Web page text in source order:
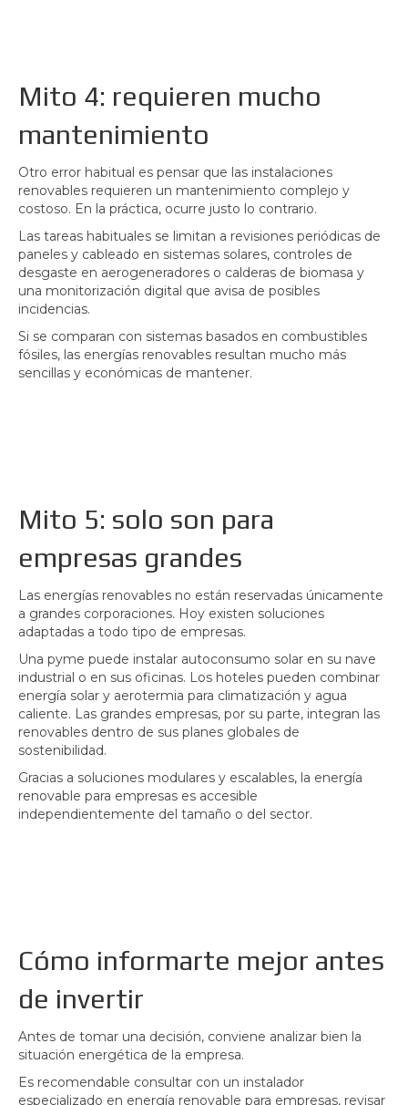
Mito 4: requieren mucho
mantenimiento
Otro error habitual es pensar que las instalaciones
renovables requieren un mantenimiento complejo y
costoso. En la práctica, ocurre justo lo contrario.
Las tareas habituales se limitan a revisiones periódicas de
paneles y cableado en sistemas solares, controles de
desgaste en aerogeneradores o calderas de biomasa y
una monitorización digital que avisa de posibles
incidencias.
Si se comparan con sistemas basados en combustibles
fósiles, las energías renovables resultan mucho más
sencillas y económicas de mantener.
Mito 5: solo son para
empresas grandes
Las energías renovables no están reservadas únicamente
a grandes corporaciones. Hoy existen soluciones
adaptadas a todo tipo de empresas.
Una pyme puede instalar autoconsumo solar en su nave
industrial o en sus oficinas. Los hoteles pueden combinar
energía solar y aerotermia para climatización y agua
caliente. Las grandes empresas, por su parte, integran las
renovables dentro de sus planes globales de
sostenibilidad.
Gracias a soluciones modulares y escalables, la energía
renovable para empresas es accesible
independientemente del tamaño o del sector.
Cómo informarte mejor antes
de invertir
Antes de tomar una decisión, conviene analizar bien la
situación energética de la empresa.
Es recomendable consultar con un instalador
especializado en energía renovable para empresas, revisar